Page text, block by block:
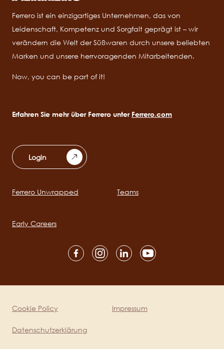
Ferrero ist ein einzigartiges Unternehmen, das von
Leidenschaft, Kompetenz und Sorgfalt geprägt ist – wir
verändern die Welt der Süßwaren durch unsere beliebten
Marken und unsere herrvoragenden Mitarbeitenden.
Now, you can be part of it!
Erfahren Sie mehr über Ferrero unter Ferrero.com
Login
Main
Ferrero Unwrapped Teams
Early Careers
mobile
Legal
Cookie Policy
Datenschutzerklärung
Impressum